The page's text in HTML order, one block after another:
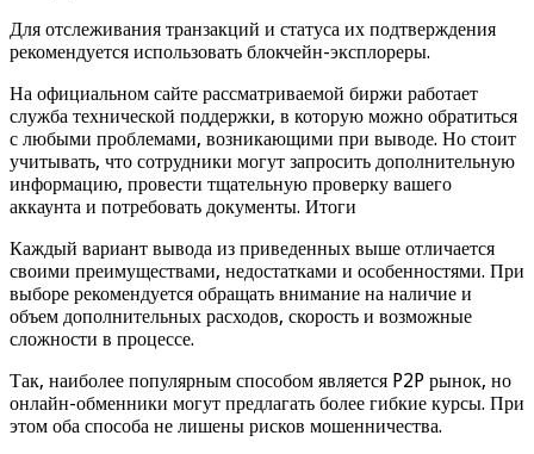
Для отслеживания транзакций и статуса их подтверждения
рекомендуется использовать блокчейн-эксплореры.
На официальном сайте рассматриваемой биржи работает
служба технической поддержки, в которую можно обратиться
с любыми проблемами, возникающими при выводе. Но стоит
учитывать, что сотрудники могут запросить дополнительную
информацию, провести тщательную проверку вашего
аккаунта и потребовать документы. Итоги
Каждый вариант вывода из приведенных выше отличается
своими преимуществами, недостатками и особенностями. При
выборе рекомендуется обращать внимание на наличие и
объем дополнительных расходов, скорость и возможные
сложности в процессе.
Так, наиболее популярным способом является P2P рынок, но
онлайн-обменники могут предлагать более гибкие курсы. При
этом оба способа не лишены рисков мошенничества.